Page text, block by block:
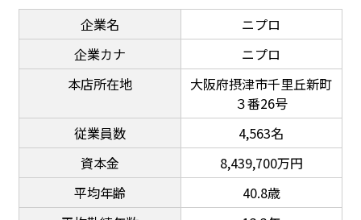
企業名
ニプロ
企業カナ
ニプロ
本店所在地
大阪府摂津市千里丘新町
３番26号
従業員数
4,563名
資本金
8,439,700万円
平均年齢
40.8歳